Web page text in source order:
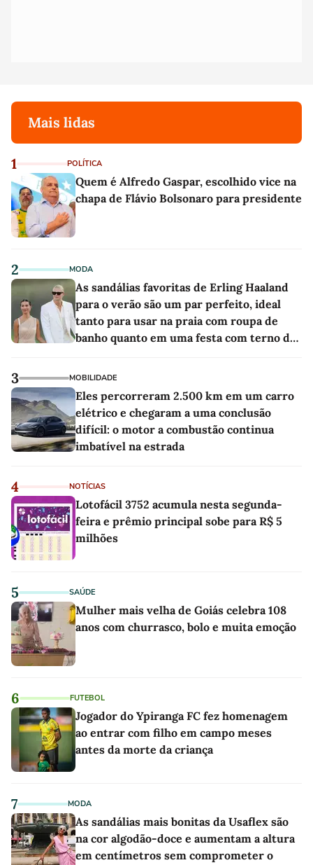
Mais lidas
1 POLÍTICA
Quem é Alfredo Gaspar, escolhido vice na
chapa de Flávio Bolsonaro para presidente
2 MODA
As sandálias favoritas de Erling Haaland
para o verão são um par perfeito, ideal
tanto para usar na praia com roupa de
banho quanto em uma festa com terno de
3 MOBILIDADE
Eles percorreram 2.500 km em um carro
elétrico e chegaram a uma conclusão
difícil: o motor a combustão continua
imbatível na estrada
4 NOTÍCIAS
Lotofácil 3752 acumula nesta segunda-
feira e prêmio principal sobe para R$ 5
milhões
5 SAÚDE
Mulher mais velha de Goiás celebra 108
anos com churrasco, bolo e muita emoção
6 FUTEBOL
Jogador do Ypiranga FC fez homenagem
ao entrar com filho em campo meses
antes da morte da criança
7 MODA
As sandálias mais bonitas da Usaflex são
na cor algodão-doce e aumentam a altura
em centímetros sem comprometer o